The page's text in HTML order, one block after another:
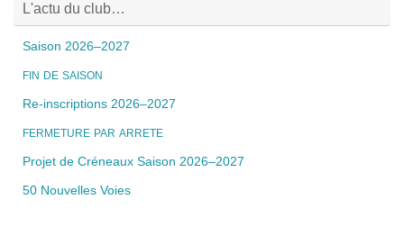
L'actu du club…
Saison 2026–2027
FIN DE SAISON
Re-inscriptions 2026–2027
FERMETURE PAR ARRETE
Projet de Créneaux Saison 2026–2027
50 Nouvelles Voies